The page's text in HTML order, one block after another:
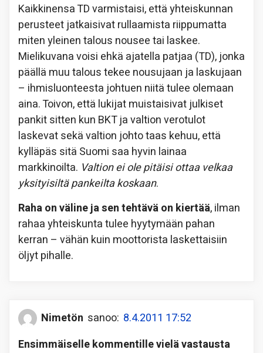
Kaikkinensa TD varmistaisi, että yhteiskunnan
perusteet jatkaisivat rullaamista riippumatta
miten yleinen talous nousee tai laskee.
Mielikuvana voisi ehkä ajatella patjaa (TD), jonka
päällä muu talous tekee nousujaan ja laskujaan
– ihmisluonteesta johtuen niitä tulee olemaan
aina. Toivon, että lukijat muistaisivat julkiset
pankit sitten kun BKT ja valtion verotulot
laskevat sekä valtion johto taas kehuu, että
kylläpäs sitä Suomi saa hyvin lainaa
markkinoilta. Valtion ei ole pitäisi ottaa velkaa
yksityisiltä pankeilta koskaan.
Raha on väline ja sen tehtävä on kiertää, ilman
rahaa yhteiskunta tulee hyytymään pahan
kerran – vähän kuin moottorista laskettaisiin
öljyt pihalle.
Nimetön sanoo: 8.4.2011 17:52
Ensimmäiselle kommentille vielä vastausta